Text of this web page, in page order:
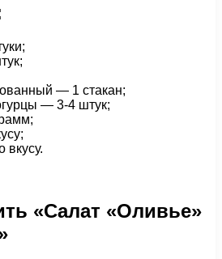
— 1 стакан;
— 3-4 штук;
«Салат «Оливье»